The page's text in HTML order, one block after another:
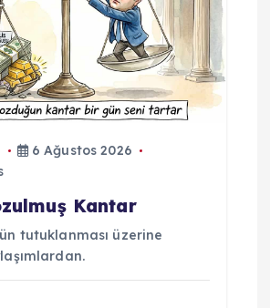
6 Ağustos 2026
Kantar
tutuklanması üzerine